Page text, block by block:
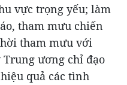
vực trọng yếu; làm
tham mưu chiến
tham mưu với
ương chỉ đạo
quả các tình